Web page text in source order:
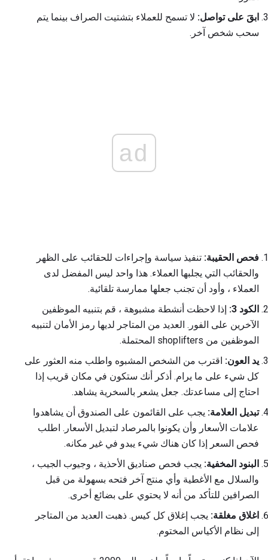
ابقَ على تواصل: لا تسمح للعملاء بتشتيت الصراف بينما يتم
سحب شخص آخر.
ad
فحص الحقيبة: تنفيذ سياسة وإجراءات للحقائب على الظهر
والحقائب التي يجلبها العملاء. هذا واحد ليس المفضل لدى
العملاء ، وأود أن تجنب جعلها ممارسة تلقائية.
الكود 3:
إذا لاحظت أنشطة مشبوهة ، قم بتنبيه الموظفين
الآخرين على الفور. العديد من المتاجر لديها رمز الأمان لتنبيه
الموظفين من shoplifters المحتملة.
يد العون: اقترب من الشخص المشبوه واطلب منه العثور على
كل شيء على ما يرام. أذكر أنك ستكون في مكان قريب إذا
احتاج إلى مساعدتك. جعل يشعر بالسخرية يشاهد.
تبديل العلامة: يجب على القائمون على الصندوق أن يشاهدوا
علامات الأسعار وأن يكونوا بالمرصاد لتبديل الأسعار. اطلب
فحص السعر إذا كان هناك شيء يبدو في غير مكانه.
البنود المخفية: يجب فحص صناديق الأحذية ، وجيوب الجيب ،
والسلال مع الأغطية وأي منتج آخر فتحه بسهولة من قبل
الصرافين للتأكد من أنه لا يحتوي على بضائع أخرى.
اغلاق مغلقة: يجب إغلاق كل كيس. ذهبت العديد من المتاجر
إلى نظام الأكياس المختوم.